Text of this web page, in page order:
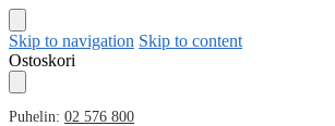
Skip to navigation Skip to content
Ostoskori
Puhelin: 02 576 800